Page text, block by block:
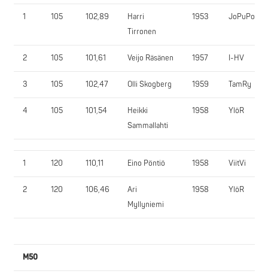
1 105 102,89
Harri
Tirronen
1953 JoPuPo
2 105 101,61 Veijo Räsänen 1957 I-HV
3 105 102,47 Olli Skogberg 1959 TamRy
4 105 101,54
Heikki
Sammallahti
1958 YlöR
1 120 110,11 Eino Pöntiö 1958 ViitVi
2 120 106,46
Ari
Myllyniemi
1958 YlöR
M50